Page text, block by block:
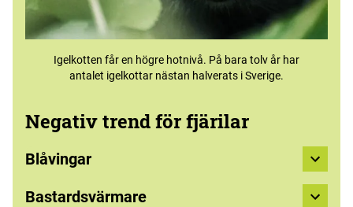
Igelkotten får en högre hotnivå. På bara tolv år har
antalet igelkottar nästan halverats i Sverige.
Negativ trend för fjärilar
Blåvingar
Bastardsvärmare